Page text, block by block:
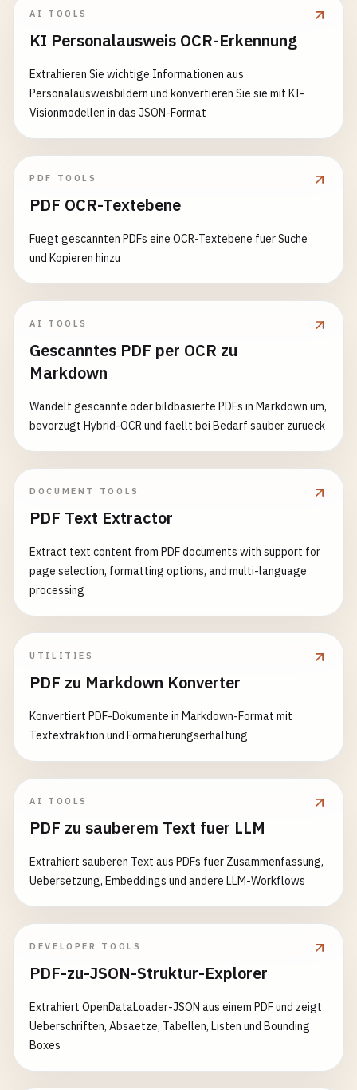
AI TOOLS
KI Personalausweis OCR-Erkennung
Extrahieren Sie wichtige Informationen aus
Personalausweisbildern und konvertieren Sie sie mit KI-
Visionmodellen in das JSON-Format
PDF TOOLS
PDF OCR-Textebene
Fuegt gescannten PDFs eine OCR-Textebene fuer Suche
und Kopieren hinzu
AI TOOLS
Gescanntes PDF per OCR zu
Markdown
Wandelt gescannte oder bildbasierte PDFs in Markdown um,
bevorzugt Hybrid-OCR und faellt bei Bedarf sauber zurueck
DOCUMENT TOOLS
PDF Text Extractor
Extract text content from PDF documents with support for
page selection, formatting options, and multi-language
processing
UTILITIES
PDF zu Markdown Konverter
Konvertiert PDF-Dokumente in Markdown-Format mit
Textextraktion und Formatierungserhaltung
AI TOOLS
PDF zu sauberem Text fuer LLM
Extrahiert sauberen Text aus PDFs fuer Zusammenfassung,
Uebersetzung, Embeddings und andere LLM-Workflows
DEVELOPER TOOLS
PDF-zu-JSON-Struktur-Explorer
Extrahiert OpenDataLoader-JSON aus einem PDF und zeigt
Ueberschriften, Absaetze, Tabellen, Listen und Bounding
Boxes